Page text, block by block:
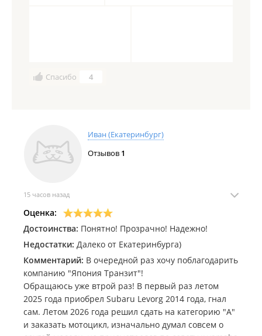
Спасибо 4
Иван (Екатеринбург)
Отзывов 1
15 часов назад
Оценка:
Достоинства: Понятно! Прозрачно! Надежно!
Недостатки: Далеко от Екатеринбурга)
Комментарий: В очередной раз хочу поблагодарить
компанию "Япония Транзит"!
Обращаюсь уже втрой раз! В первый раз летом
2025 года приобрел Subaru Levorg 2014 года, гнал
сам. Летом 2026 года решил сдать на категорию "А"
и заказать мотоцикл, изначально думал совсем о